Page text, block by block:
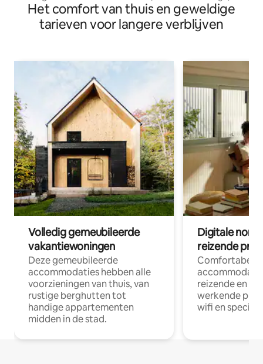
Het comfort van thuis en geweldige
tarieven voor langere verblijven
Volledig gemeubileerde
vakantiewoningen
Deze gemeubileerde
accommodaties hebben alle
voorzieningen van thuis, van
rustige berghutten tot
handige appartementen
midden in de stad.
Digitale
reizende
Comfortabele
reizende en
werkende
wifi en